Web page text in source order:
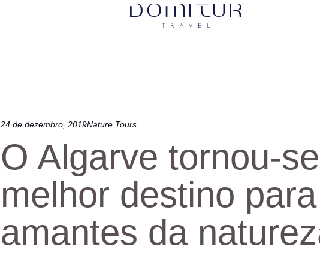
24 de dezembro, 2019Nature Tours
O Algarve tornou-
melhor destino para
amantes da